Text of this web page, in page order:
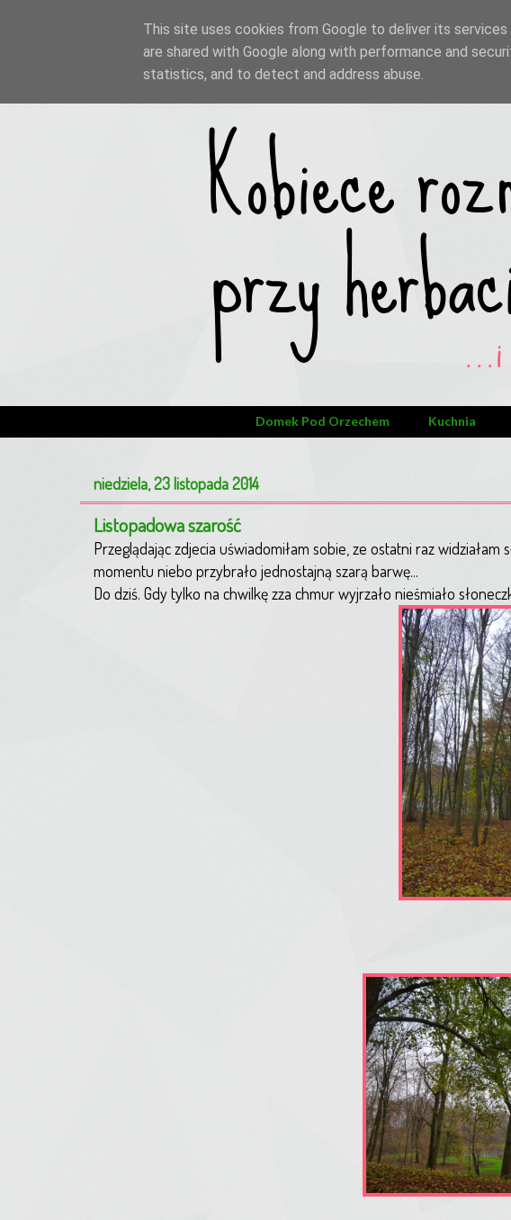
Domek Pod Orzechem Kuchnia
niedziela, 23 listopada 2014
Listopadowa szarość
Przeglądając zdjecia uświadomiłam sobie, ze ostatni raz widziałam
momentu niebo przybrało jednostajną szarą barwę...
Do dziś. Gdy tylko na chwilkę zza chmur wyjrzało nieśmiało
This site uses cookies from Google to deliver its
are shared with Google along with performance and
statistics, and to detect and address abuse.